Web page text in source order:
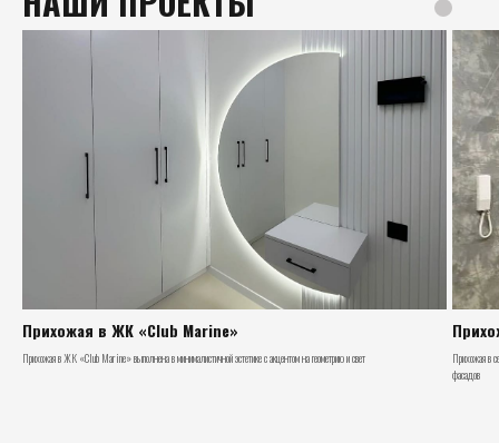
Прихожая в ЖК «Club Marine»
Прихожая в ЖК «Club Marine» выполнена в минималистичной эстетике с акцентом на геометрию и свет
Прихожая в
фасадов